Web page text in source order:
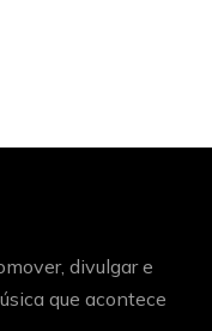
divulgar e
que acontece